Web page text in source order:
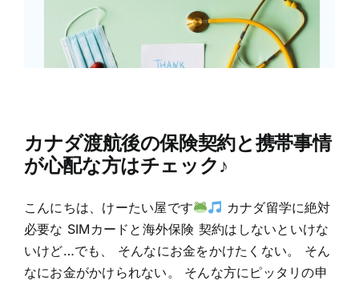
カナダ渡航後の保険契約と携帯事情
が心配な方はチェック♪
こんにちは、けーたい屋です
カナダ留学に絶対
必要な SIMカードと海外保険 契約はしないといけな
いけど…でも、 そんなにお金をかけたくない。 そん
なにお金がかけられない。 そんな方にピッタリの申